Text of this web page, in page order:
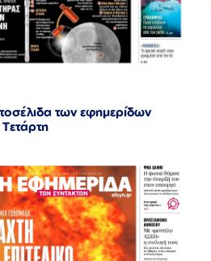
των εφημερίδων